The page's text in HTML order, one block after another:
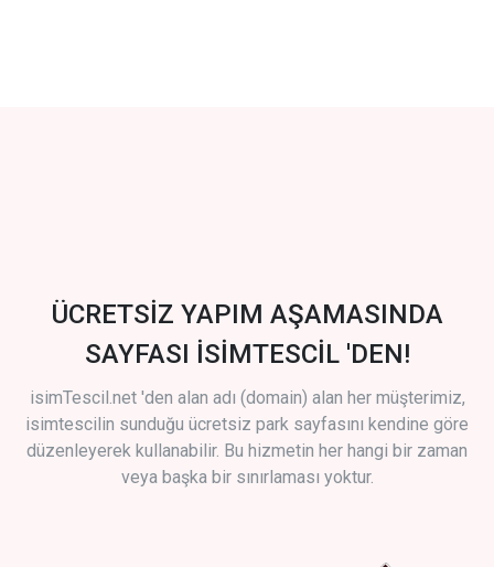
ÜCRETSİZ YAPIM AŞAMASINDA
SAYFASI İSİMTESCİL 'DEN!
isimTescil.net 'den alan adı (domain) alan her müşterimiz,
isimtescilin sunduğu ücretsiz park sayfasını kendine göre
düzenleyerek kullanabilir. Bu hizmetin her hangi bir zaman
veya başka bir sınırlaması yoktur.